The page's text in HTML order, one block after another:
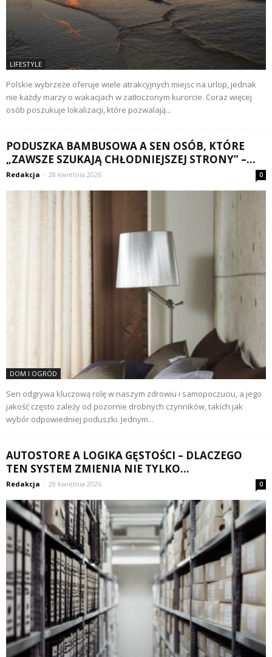
LIFESTYLE
Polskie wybrzeże oferuje wiele atrakcyjnych miejsc na urlop, jednak
nie każdy marzy o wakacjach w zatłoczonym kurorcie. Coraz więcej
osób poszukuje lokalizacji, które pozwalają...
PODUSZKA BAMBUSOWA A SEN OSÓB, KTÓRE
„ZAWSZE SZUKAJĄ CHŁODNIEJSZEJ STRONY” –...
Redakcja - 28 kwietnia 2026 0
DOM I OGRÓD
Sen odgrywa kluczową rolę w naszym zdrowiu i samopoczuciu, a jego
jakość często zależy od pozornie drobnych czynników, takich jak
wybór odpowiedniej poduszki. Jednym...
AUTOSTORE A LOGIKA GĘSTOŚCI – DLACZEGO
TEN SYSTEM ZMIENIA NIE TYLKO...
Redakcja - 28 kwietnia 2026 0